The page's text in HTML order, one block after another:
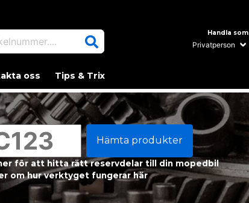
Handla som
oss Tips & Trix
Hämta produkter
för att hitta rätt reservdelar till din mopedbil
om hur verktyget fungerar här